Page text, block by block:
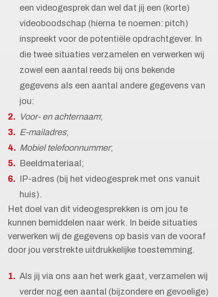
een videogesprek dan wel dat jij een (korte)
videoboodschap (hierna te noemen: pitch)
inspreekt voor de potentiële opdrachtgever. In
die twee situaties verzamelen en verwerken wij
zowel een aantal reeds bij ons bekende
gegevens als een aantal andere gegevens van
jou:
Voor- en achternaam;
E-mailadres;
Mobiel telefoonnummer;
Beeldmateriaal;
IP-adres (bij het videogesprek met ons vanuit
huis).
Het doel van dit videogesprekken is om jou te
kunnen bemiddelen naar werk. In beide situaties
verwerken wij de gegevens op basis van de vooraf
door jou verstrekte uitdrukkelijke toestemming.
Als jij via ons aan het werk gaat, verzamelen wij
verder nog een aantal (bijzondere en gevoelige)